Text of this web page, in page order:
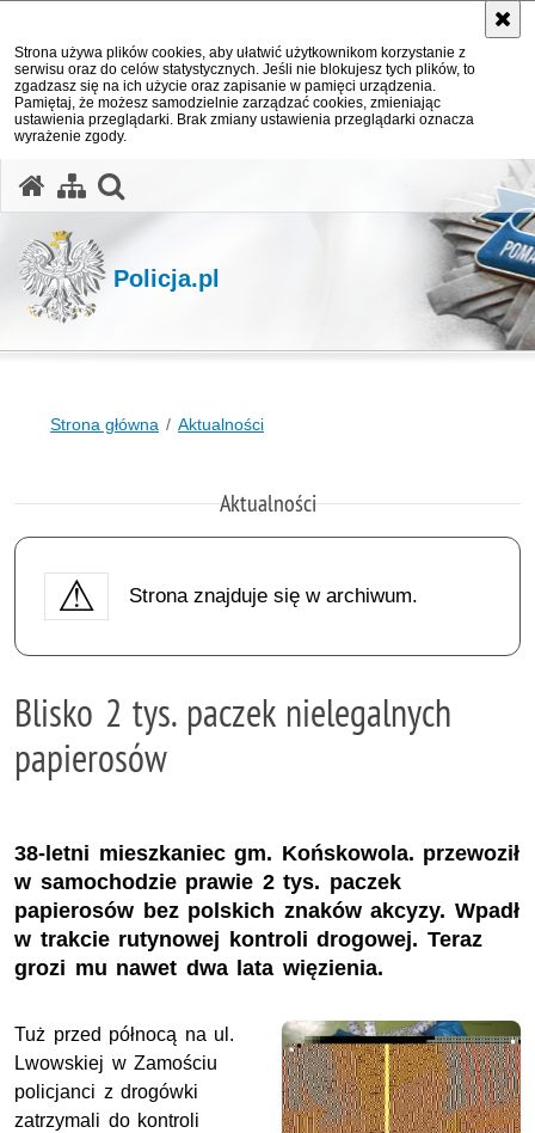
Strona używa plików cookies, aby ułatwić użytkownikom korzystanie z
serwisu oraz do celów statystycznych. Jeśli nie blokujesz tych plików, to
zgadzasz się na ich użycie oraz zapisanie w pamięci urządzenia.
Pamiętaj, że możesz samodzielnie zarządzać cookies, zmieniając
ustawienia przeglądarki. Brak zmiany ustawienia przeglądarki oznacza
wyrażenie zgody.
Policja.pl
Strona główna Aktualności
Aktualności
Strona znajduje się w archiwum.
Blisko 2 tys. paczek nielegalnych
papierosów
38-letni mieszkaniec gm. Końskowola. przewoził
w samochodzie prawie 2 tys. paczek
papierosów bez polskich znaków akcyzy. Wpadł
w trakcie rutynowej kontroli drogowej. Teraz
grozi mu nawet dwa lata więzienia.
Tuż przed północą na ul.
Lwowskiej w Zamościu
policjanci z drogówki
zatrzymali do kontroli